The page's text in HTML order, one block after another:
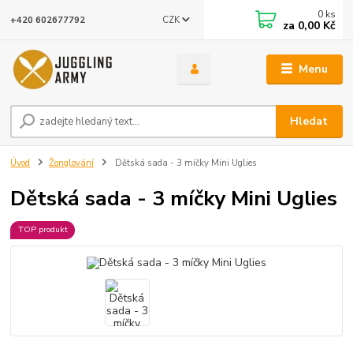
Menu
CZK
Hledat
+420 602677792 0 ks
za 0,00 Kč
Úvod Žonglování Dětská sada - 3 míčky Mini Uglies
Dětská sada - 3 míčky Mini Uglies
TOP produkt